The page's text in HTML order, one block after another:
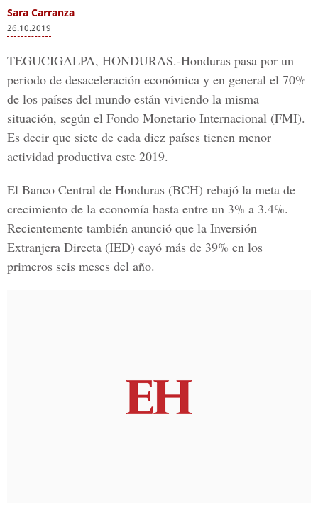
Sara Carranza
26.10.2019
TEGUCIGALPA, HONDURAS.-Honduras pasa por un
periodo de desaceleración económica y en general el 70%
de los países del mundo están viviendo la misma
situación, según el Fondo Monetario Internacional (FMI).
Es decir que siete de cada diez países tienen menor
actividad productiva este 2019.
El Banco Central de Honduras (BCH) rebajó la meta de
crecimiento de la economía hasta entre un 3% a 3.4%.
Recientemente también anunció que la Inversión
Extranjera Directa (IED) cayó más de 39% en los
primeros seis meses del año.